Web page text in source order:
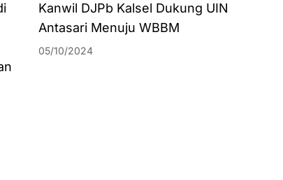
Kanwil DJPb Kalsel Dukung UIN
Antasari Menuju WBBM
05/10/2024